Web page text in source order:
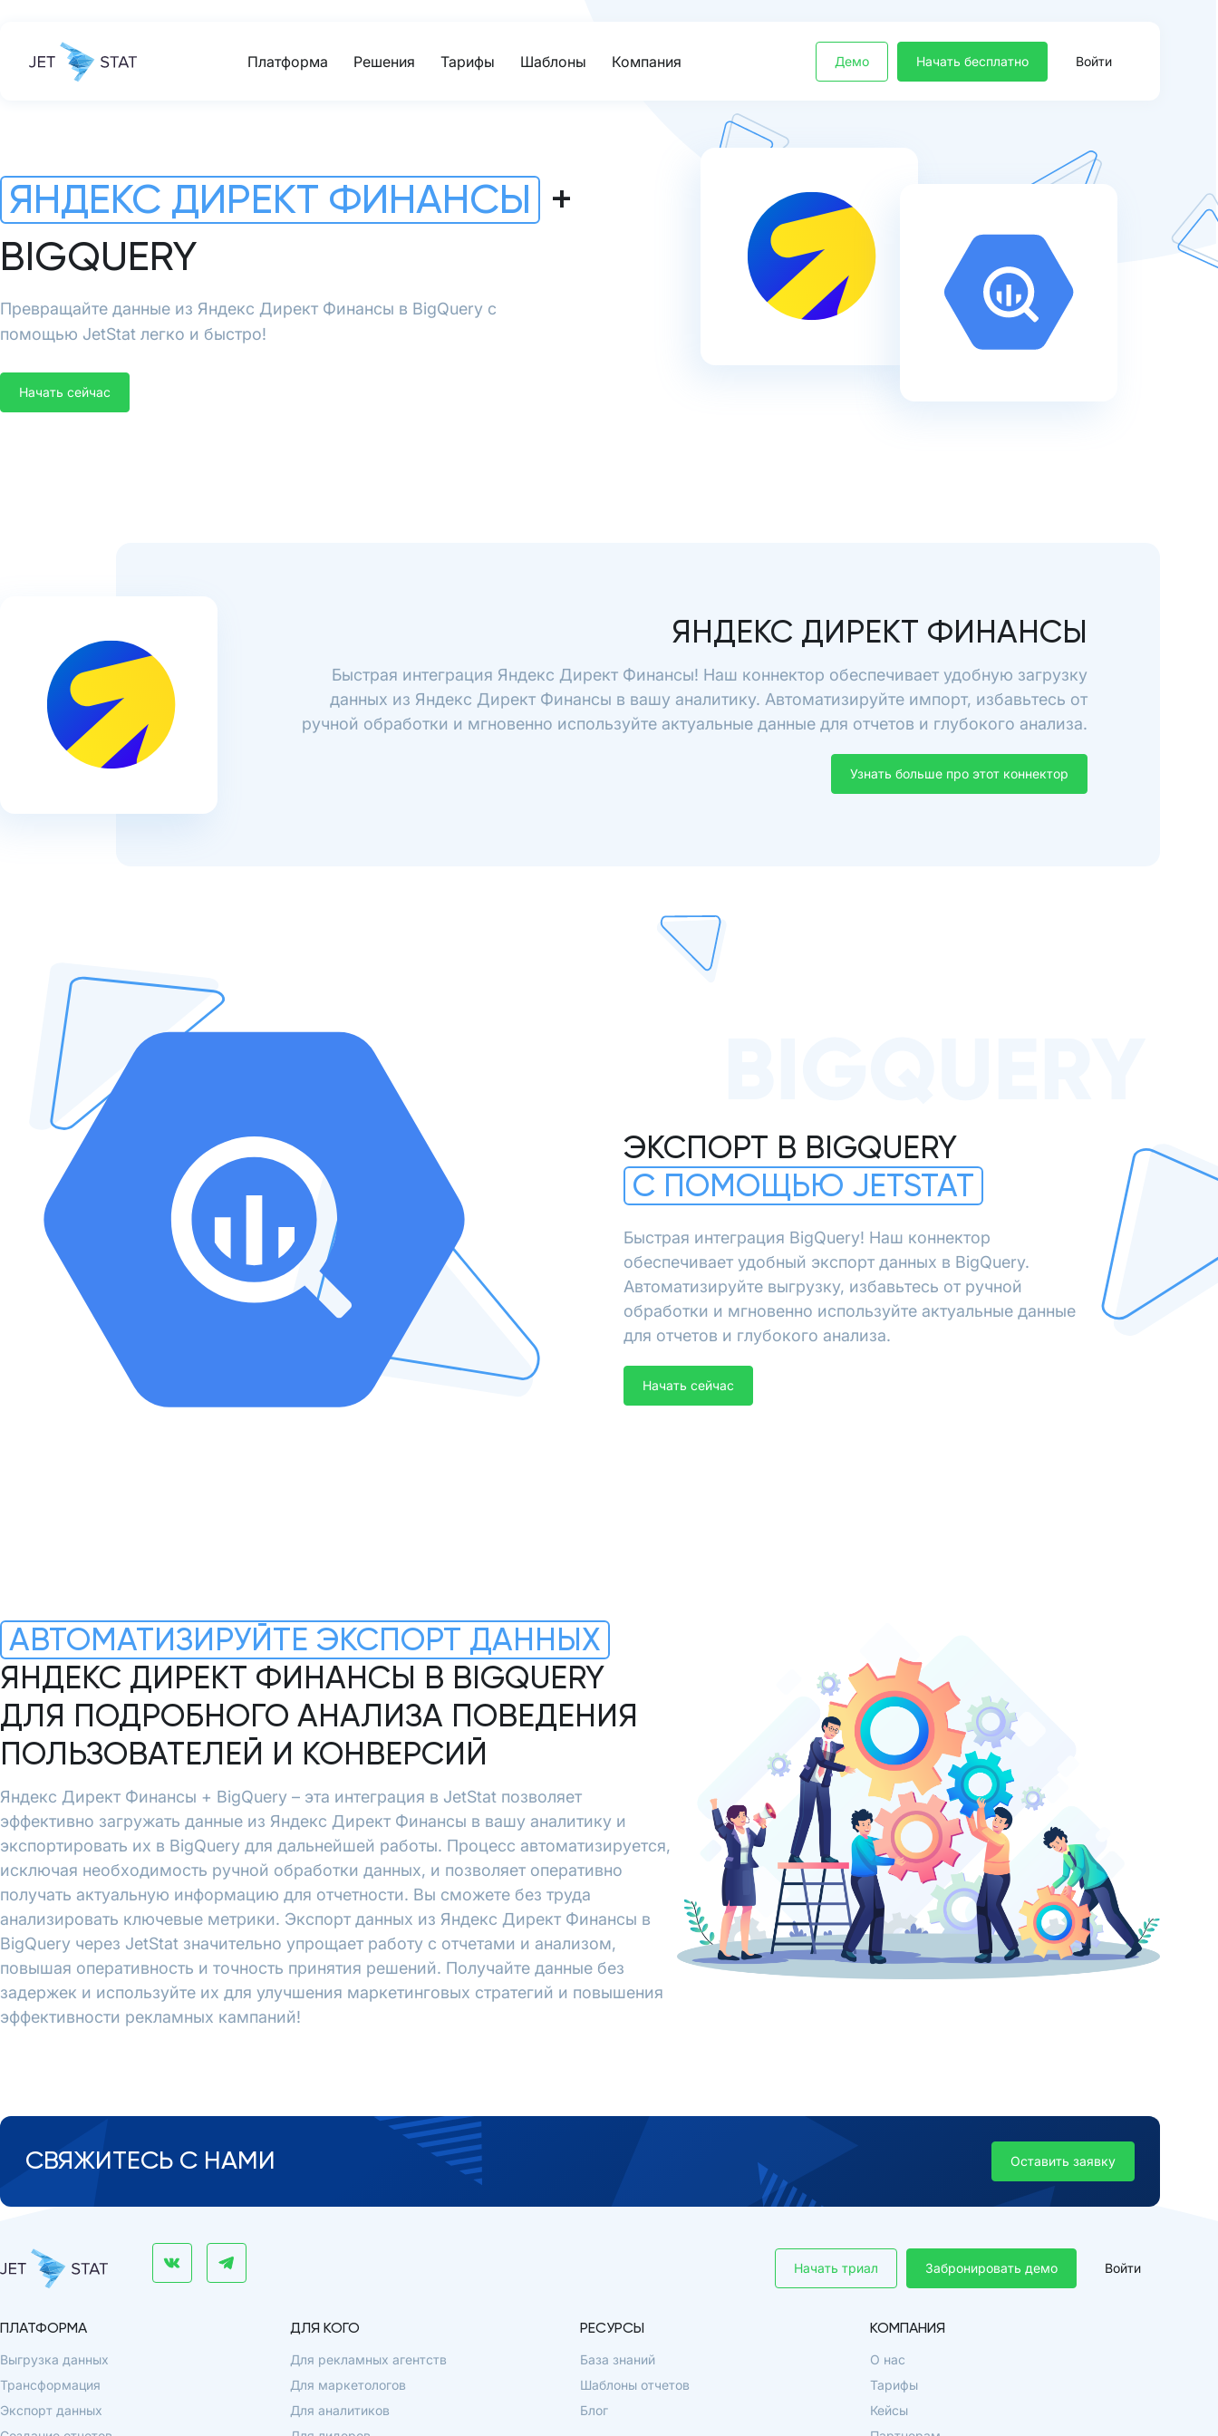
Платформа Решения Тарифы Шаблоны Компания Демо Начать бесплатно Войти
ЯНДЕКС ДИРЕКТ ФИНАНСЫ +
BIGQUERY
Превращайте данные из Яндекс Директ Финансы в BigQuery с
помощью JetStat легко и быстро!
Начать сейчас
ЯНДЕКС ДИРЕКТ ФИНАНСЫ
Быстрая интеграция Яндекс Директ Финансы! Наш коннектор обеспечивает удобную загрузку
данных из Яндекс Директ Финансы в вашу аналитику. Автоматизируйте импорт, избавьтесь от
ручной обработки и мгновенно используйте актуальные данные для отчетов и глубокого анализа.
Узнать больше про этот коннектор
ЭКСПОРТ В BIGQUERY
С ПОМОЩЬЮ JETSTAT
Быстрая интеграция BigQuery! Наш коннектор
обеспечивает удобный экспорт данных в BigQuery.
Автоматизируйте выгрузку, избавьтесь от ручной
обработки и мгновенно используйте актуальные данные
для отчетов и глубокого анализа.
Начать сейчас
АВТОМАТИЗИРУЙТЕ ЭКСПОРТ ДАННЫХ
ЯНДЕКС ДИРЕКТ ФИНАНСЫ В BIGQUERY
ДЛЯ ПОДРОБНОГО АНАЛИЗА ПОВЕДЕНИЯ
ПОЛЬЗОВАТЕЛЕЙ И КОНВЕРСИЙ
Яндекс Директ Финансы + BigQuery – эта интеграция в JetStat позволяет
эффективно загружать данные из Яндекс Директ Финансы в вашу аналитику и
экспортировать их в BigQuery для дальнейшей работы. Процесс автоматизируется,
исключая необходимость ручной обработки данных, и позволяет оперативно
получать актуальную информацию для отчетности. Вы сможете без труда
анализировать ключевые метрики. Экспорт данных из Яндекс Директ Финансы в
BigQuery через JetStat значительно упрощает работу с отчетами и анализом,
повышая оперативность и точность принятия решений. Получайте данные без
задержек и используйте их для улучшения маркетинговых стратегий и повышения
эффективности рекламных кампаний!
СВЯЖИТЕСЬ С НАМИ Оставить заявку
Забронировать демо
Начать триал Войти
ПЛАТФОРМА
Выгрузка данных
Трансформация
Экспорт данных
ДЛЯ КОГО
Для рекламных агентств
Для маркетологов
Для аналитиков
РЕСУРСЫ
База знаний
Шаблоны отчетов
Блог
КОМПАНИЯ
О нас
Тарифы
Кейсы